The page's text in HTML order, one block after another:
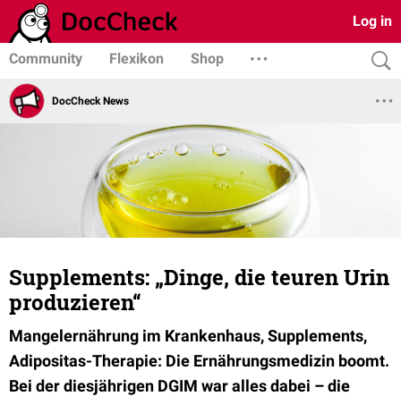
Log in
Community Flexikon Shop
DocCheck News
Supplements: „Dinge, die teuren Urin
produzieren“
Mangelernährung im Krankenhaus, Supplements,
Adipositas-Therapie: Die Ernährungsmedizin boomt.
Bei der diesjährigen DGIM war alles dabei – die